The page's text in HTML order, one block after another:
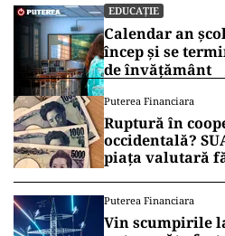
EDUCAȚIE
Calendar an
încep și se
de învățământ
Puterea Financiara
Ruptură în
occidentală?
piața valutară
Puterea Financiara
Vin scumpirile